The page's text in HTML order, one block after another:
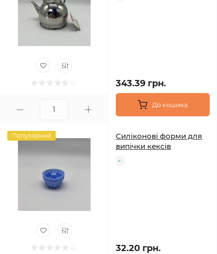
343.39 грн.
До кошика
Популярний
Силіконові форми для
випічки кексів
32.20 грн.